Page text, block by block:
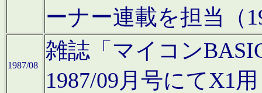
ーナー連載を担当（
1987/08
雑誌「マイコン
1987/09月号にてX1